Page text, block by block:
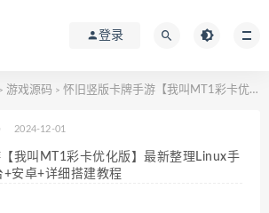
登录
> 游戏源码 > 怀旧竖版卡牌手游【我叫MT1彩卡优化版】最新整理Linux手工服务端+GM后台+安卓+详细搭建教程
2024-12-01
我叫MT1彩卡优化版】最新整理Linux手
+安卓+详细搭建教程